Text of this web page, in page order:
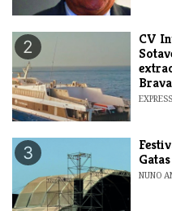
2
​CV
Brava
3
NUNO